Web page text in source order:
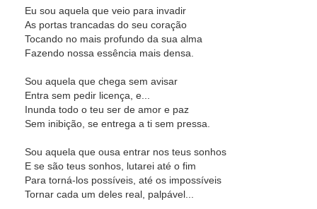
Eu sou aquela que veio para invadir
As portas trancadas do seu coração
Tocando no mais profundo da sua alma
Fazendo nossa essência mais densa.
Sou aquela que chega sem avisar
Entra sem pedir licença, e...
Inunda todo o teu ser de amor e paz
Sem inibição, se entrega a ti sem pressa.
Sou aquela que ousa entrar nos teus sonhos
E se são teus sonhos, lutarei até o fim
Para torná-los possíveis, até os impossíveis
Tornar cada um deles real, palpável...